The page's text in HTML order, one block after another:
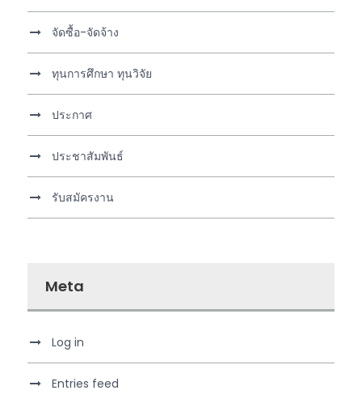
จัดซื้อ-จัดจ้าง
ทุนการศึกษา ทุนวิจัย
ประกาศ
ประชาสัมพันธ์
รับสมัครงาน
Meta
Log in
Entries feed